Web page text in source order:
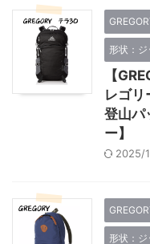
形状：ジ
【
レゴリ
登山パ
ー】
2025/
形状：ジ